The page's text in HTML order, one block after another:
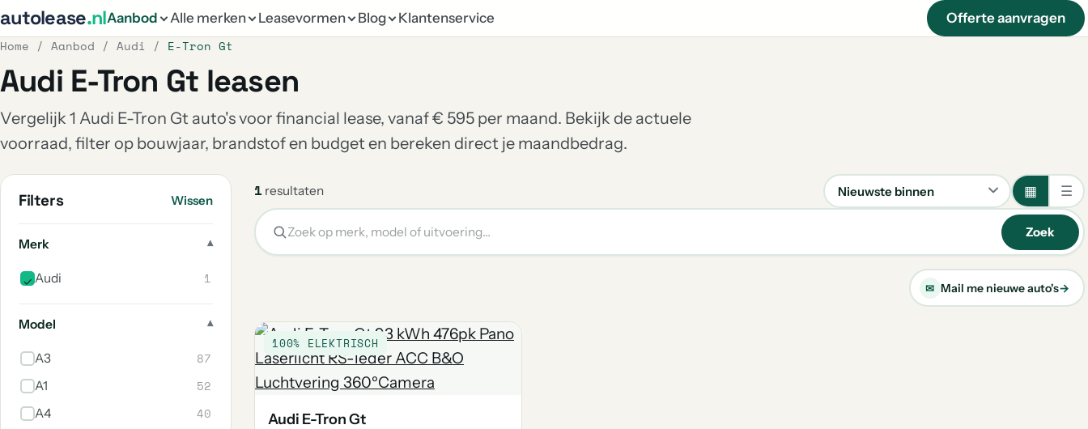
autolease.nlAanbod Alle merken Leasevormen Blog Klantenservice Offerte aanvragen
Home / Aanbod / Audi / E-Tron Gt
Audi E-Tron Gt leasen
Vergelijk 1 Audi E-Tron Gt auto's voor financial lease, vanaf € 595 per maand. Bekijk de actuele
voorraad, filter op bouwjaar, brandstof en budget en bereken direct je maandbedrag.
Filters Wissen
Merk
Audi 1
Model
A3 87
A1 52
A4 40
1 resultaten
Sorteren
▦ ☰
Zoek
✉ Mail me nieuwe auto's→
100% ELEKTRISCH
Audi E-Tron Gt